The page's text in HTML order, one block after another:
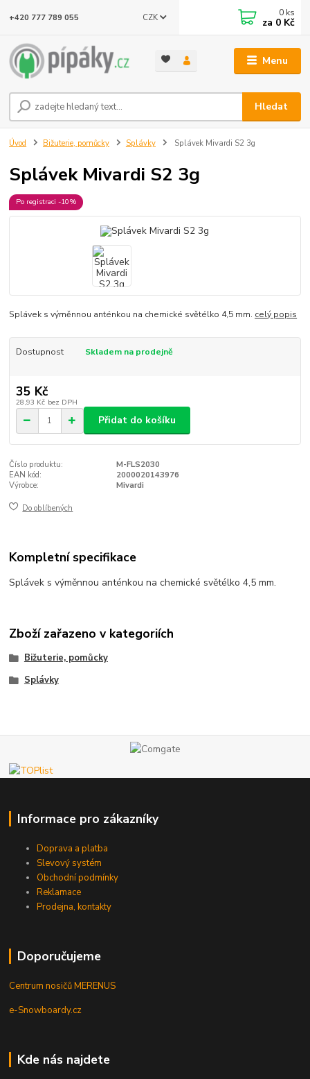
Menu
CZK
Hledat
+420 777 789 055 0 ks
za 0 Kč
Úvod Bižuterie, pomůcky Splávky Splávek Mivardi S2 3g
Splávek Mivardi S2 3g
Po registraci -10%
Splávek s výměnnou anténkou na chemické světélko 4,5 mm. celý popis
Dostupnost Skladem na prodejně
35 Kč
28,93 Kč bez DPH
Přidat do košíku
Číslo produktu:
M-FLS2030
EAN kód:
2000020143976
Výrobce:
Mivardi
Do oblíbených
Kompletní specifikace
Splávek s výměnnou anténkou na chemické světélko 4,5 mm.
Zboží zařazeno v kategoriích
Bižuterie, pomůcky
Splávky
Informace pro zákazníky
Doprava a platba
Slevový systém
Obchodní podmínky
Reklamace
Prodejna, kontakty
Doporučujeme
Centrum nosičů MERENUS
e-Snowboardy.cz
Kde nás najdete